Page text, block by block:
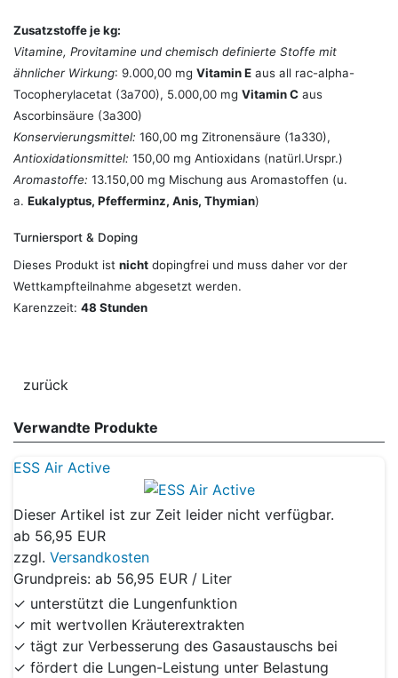
Zusatzstoffe je kg:
Vitamine, Provitamine und chemisch definierte Stoffe mit
ähnlicher Wirkung: 9.000,00 mg Vitamin E aus all rac-alpha-
Tocopherylacetat (3a700), 5.000,00 mg Vitamin C aus
Ascorbinsäure (3a300)
Konservierungsmittel: 160,00 mg Zitronensäure (1a330),
Antioxidationsmittel: 150,00 mg Antioxidans (natürl.Urspr.)
Aromastoffe: 13.150,00 mg Mischung aus Aromastoffen (u.
a. Eukalyptus, Pfefferminz, Anis, Thymian)
Turniersport & Doping
Dieses Produkt ist nicht dopingfrei und muss daher vor der
Wettkampfteilnahme abgesetzt werden.
Karenzzeit: 48 Stunden
Verwandte Produkte
ESS Air Active
Dieser Artikel ist zur Zeit leider nicht verfügbar.
ab 56,95 EUR
zzgl. Versandkosten
Grundpreis: ab 56,95 EUR / Liter
✓ unterstützt die Lungenfunktion
✓ mit wertvollen Kräuterextrakten
✓ tägt zur Verbesserung des Gasaustauschs bei
✓ fördert die Lungen-Leistung unter Belastung